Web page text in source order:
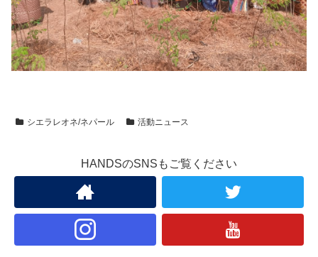
シエラレオネ/ネパール 活動ニュース
HANDSのSNSもご覧ください